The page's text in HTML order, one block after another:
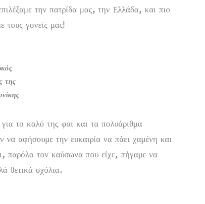
την πατρίδα μας, την Ελλάδα, και πιο
τους γονείς μας!
της
το καλό της φαι και τα πολυάριθμα
να αφήσουμε την ευκαιρία να πάει χαμένη και
παρόλο τον καύσωνα που είχε, πήγαμε να
θετικά σχόλια.